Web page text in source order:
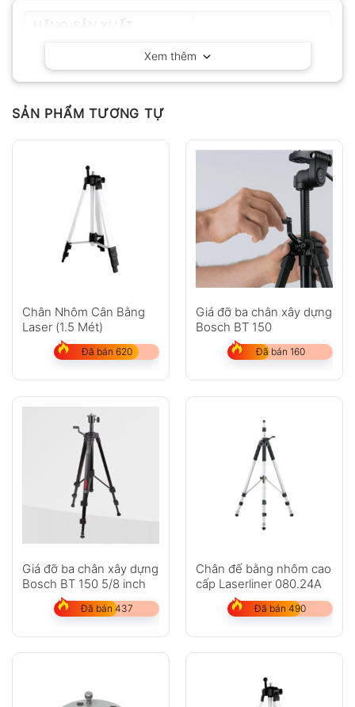
Xem thêm
SẢN PHẨM TƯƠNG TỰ
Chân Nhôm Cân Bằng
Laser (1.5 Mét)
Đã bán 620
Giá đỡ ba chân xây dựng
Bosch BT 150
Đã bán 160
Giá đỡ ba chân xây dựng
Bosch BT 150 5/8 inch
Đã bán 437
Chân đế bằng nhôm cao
cấp Laserliner 080.24A
Đã bán 490